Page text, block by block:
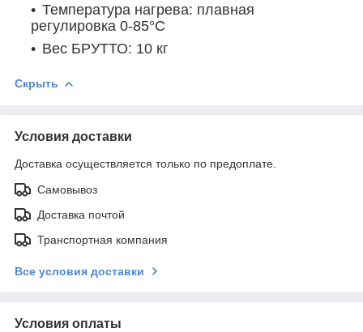
Температура нагрева: плавная
регулировка 0-85°C
Вес БРУТТО: 10 кг
Скрыть
Условия доставки
Доставка осуществляется только по предоплате.
Самовывоз
Доставка почтой
Транспортная компания
Все условия доставки
Условия оплаты